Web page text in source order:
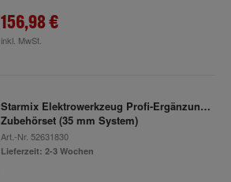
156,98 €
inkl. MwSt.
Starmix Elektrowerkzeug Profi-Ergänzungs-
Zubehörset (35 mm System)
Art.-Nr. 52631830
Lieferzeit: 2-3 Wochen